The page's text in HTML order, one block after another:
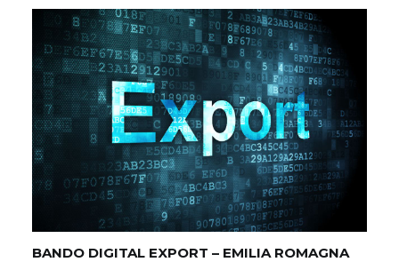
BANDO DIGITAL EXPORT – EMILIA ROMAGNA